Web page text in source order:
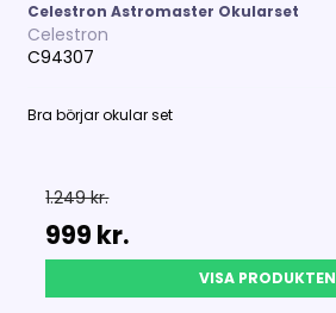
Celestron Astromaster Okularset
Celestron
C94307
Bra börjar okular set
1.249 kr.
999 kr.
VISA PRODUKTEN